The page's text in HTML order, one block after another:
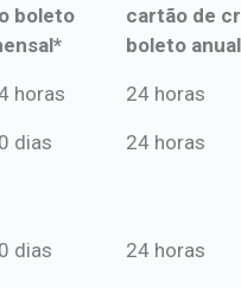
boleto
cartão de
boleto
*Pagamento
boleto anual*
horas 24 horas
dias 24 horas
dias 24 horas